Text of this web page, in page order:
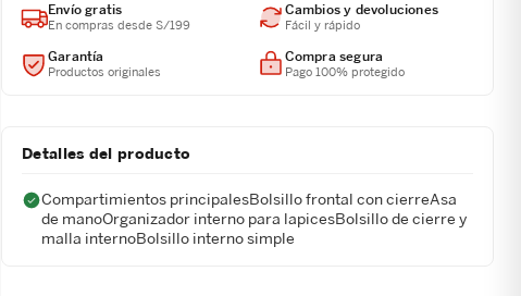
Envío gratis
En compras desde S/199
Cambios y devoluciones
Fácil y rápido
Garantía
Productos originales
Compra segura
Pago 100% protegido
Detalles del producto
Compartimientos principalesBolsillo frontal con cierreAsa
de manoOrganizador interno para lapicesBolsillo de cierre y
malla internoBolsillo interno simple